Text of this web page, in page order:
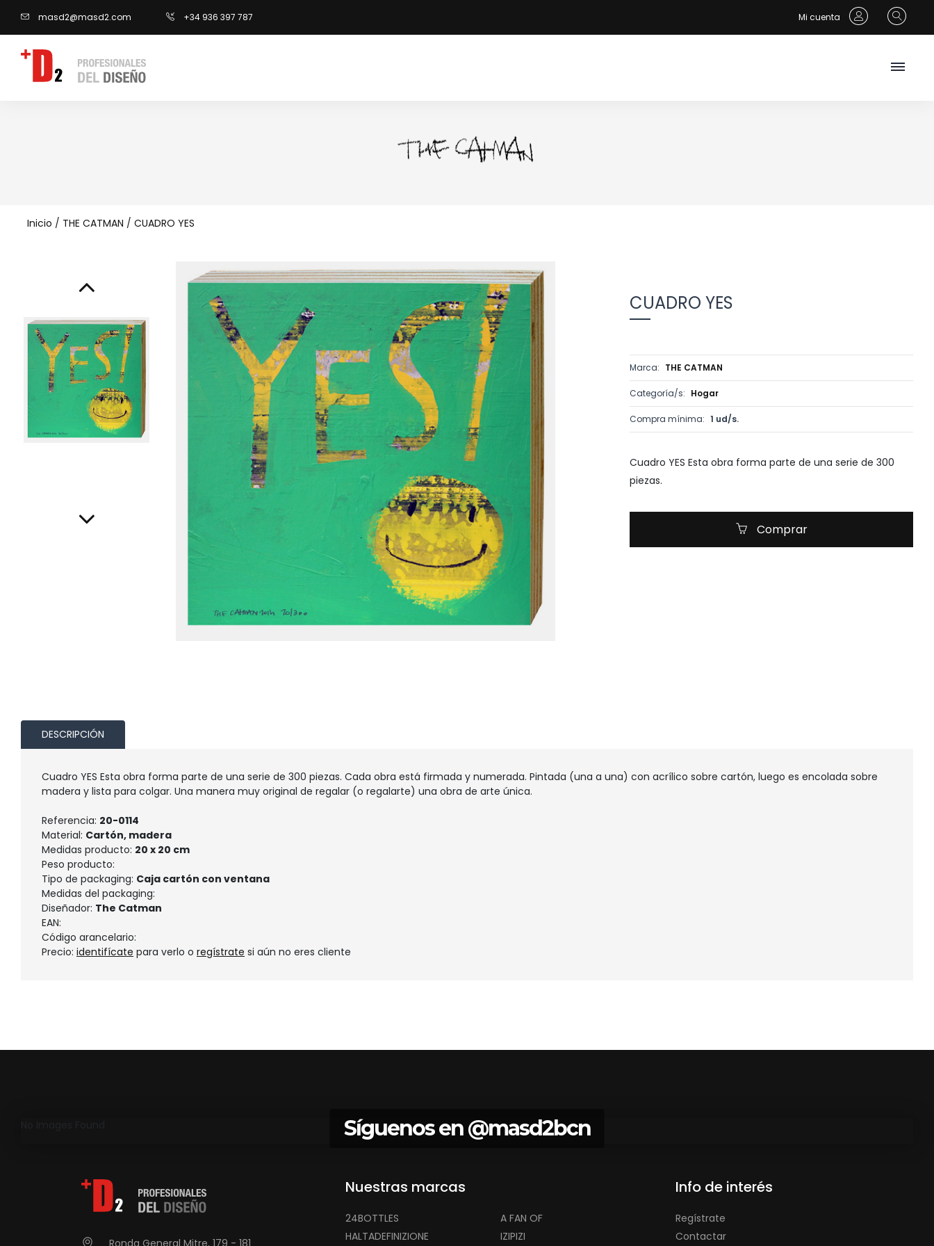
masd2@masd2.com +34 936 397 787 Mi cuenta
Inicio / THE CATMAN / CUADRO YES
CUADRO YES
Marca: THE CATMAN
Categoría/s: Hogar
Compra mínima: 1 ud/s.
Cuadro YES Esta obra forma parte de una serie de 300
piezas.
Comprar
DESCRIPCIÓN
Cuadro YES Esta obra forma parte de una serie de 300 piezas. Cada obra está firmada y numerada. Pintada (una a una) con acrílico sobre cartón, luego es encolada sobre
madera y lista para colgar. Una manera muy original de regalar (o regalarte) una obra de arte única.
Referencia: 20-0114
Material: Cartón, madera
Medidas producto: 20 x 20 cm
Peso producto:
Tipo de packaging: Caja cartón con ventana
Medidas del packaging:
Diseñador: The Catman
EAN:
Código arancelario:
Precio: identifícate para verlo o regístrate si aún no eres cliente
Síguenos en@masd2bcn
Ronda General Mitre, 179 - 181
Nuestras marcas
24BOTTLES
A FAN OF
HALTADEFINIZIONE
IZIPIZI
Info de interés
Regístrate
Contactar